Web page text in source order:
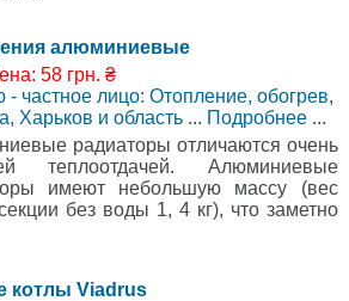
алюминиевые
58 грн. ₴
частное лицо: Отопление, обогрев,
Харьков и область ... Подробнее ...
радиаторы отличаются очень
теплоотдачей. Алюминиевые
имеют небольшую массу (вес
без воды 1, 4 кг), что заметно
котлы Viadrus